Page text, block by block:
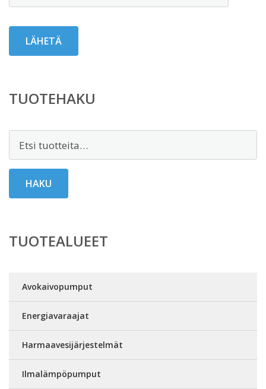
TUOTEHAKU
HAKU
TUOTEALUEET
Avokaivopumput
Energiavaraajat
Harmaavesijärjestelmät
Ilmalämpöpumput